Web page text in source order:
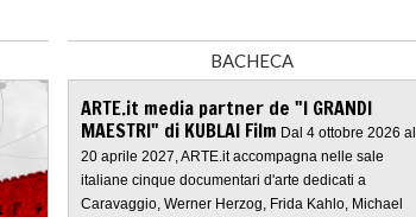
BACHECA
ARTE.it media partner de "I GRANDI
MAESTRI" di KUBLAI Film Dal 4 ottobre 2026 al
20 aprile 2027, ARTE.it accompagna nelle sale
italiane cinque documentari d'arte dedicati a
Caravaggio, Werner Herzog, Frida Kahlo, Michael